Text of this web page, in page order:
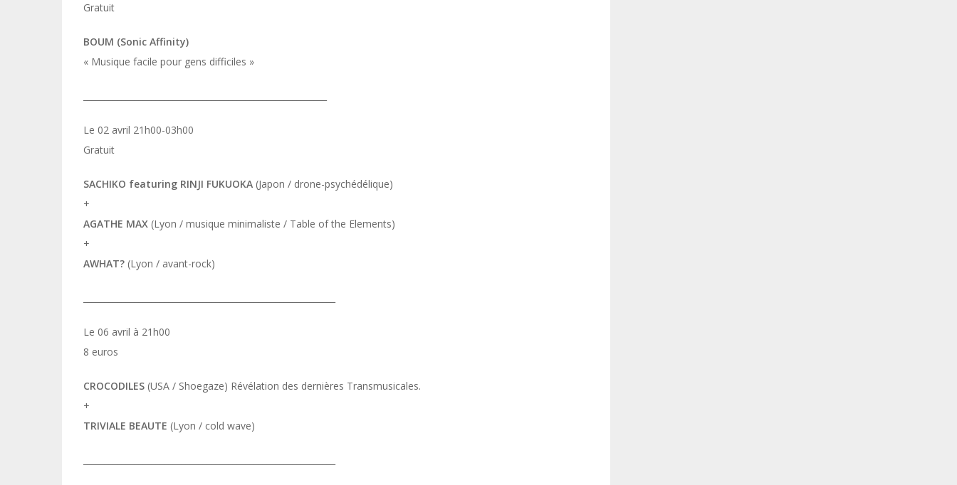
Gratuit
BOUM (Sonic Affinity)
« Musique facile pour gens difficiles »
Le 02 avril 21h00-03h00
Gratuit
SACHIKO featuring RINJI FUKUOKA (Japon / drone-psychédélique)
+
AGATHE MAX (Lyon / musique minimaliste / Table of the Elements)
+
AWHAT? (Lyon / avant-rock)
Le 06 avril à 21h00
8 euros
CROCODILES (USA / Shoegaze) Révélation des dernières Transmusicales.
+
TRIVIALE BEAUTE (Lyon / cold wave)